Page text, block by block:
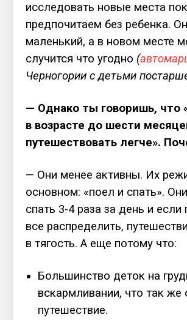
исследовать новые места
предпочитаем без ребенка.
маленький, а в новом месте
случится что угодно (
Черногории с детьми
— Однако ты говоришь, что
в возрасте до шести
путешествовать легче».
— Они менее активны. Их
основном: «поел и спать».
спать 3-4 раза за день и если
все распределить,
в тягость. А еще потому что:
Большинство деток на
вскармливании, что так же
путешествие.